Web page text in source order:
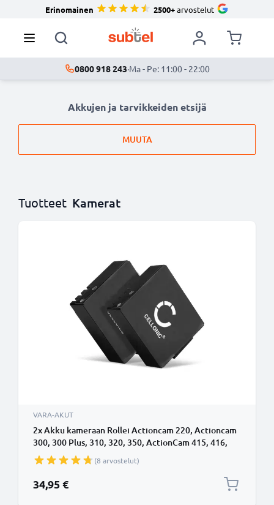
Erinomainen 2500+arvostelut
0800 918 243·Ma - Pe: 11:00 - 22:00
Akkujen ja tarvikkeiden etsijä
MUUTA
Tuotteet Kamerat
VARA-AKUT
2x Akku kameraan Rollei Actioncam 220, Actioncam
300, 300 Plus, 310, 320, 350, ActionCam 415, 416,
425, 426, 430 - AC 220/300/310 (900mAh, 3.7V)
tuotemerkiltä CELLONIC
(8 arvostelut)
34,95 €